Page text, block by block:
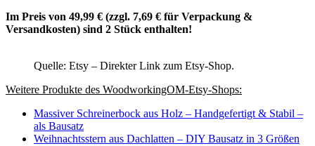
Im Preis von 49,99 € (zzgl. 7,69 € für Verpackung &
Versandkosten) sind 2 Stück enthalten!
Quelle: Etsy – Direkter Link zum Etsy-Shop.
Weitere Produkte des WoodworkingOM-Etsy-Shops:
Massiver Schreinerbock aus Holz – Handgefertigt & Stabil –
als Bausatz
Weihnachtsstern aus Dachlatten – DIY Bausatz in 3 Größen